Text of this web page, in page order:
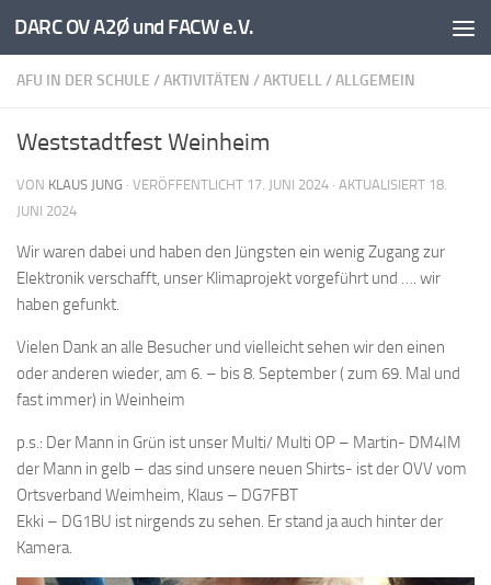
Unter dem Inhalt
DARC OV A2Ø und FACW e.V.
AFU IN DER SCHULE /AKTIVITÄTEN /AKTUELL/ALLGEMEIN
Weststadtfest Weinheim
VON KLAUS JUNG · VERÖFFENTLICHT 17. JUNI 2024 · AKTUALISIERT 18.
JUNI 2024
Wir waren dabei und haben den Jüngsten ein wenig Zugang zur
Elektronik verschafft, unser Klimaprojekt vorgeführt und …. wir
haben gefunkt.
Vielen Dank an alle Besucher und vielleicht sehen wir den einen
oder anderen wieder, am 6. – bis 8. September ( zum 69. Mal und
fast immer) in Weinheim
p.s.: Der Mann in Grün ist unser Multi/ Multi OP – Martin- DM4IM
der Mann in gelb – das sind unsere neuen Shirts- ist der OVV vom
Ortsverband Weimheim, Klaus – DG7FBT
Ekki – DG1BU ist nirgends zu sehen. Er stand ja auch hinter der
Kamera.